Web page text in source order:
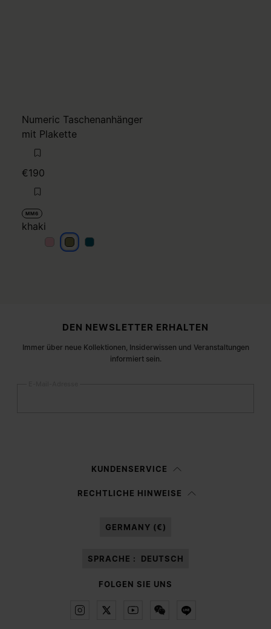
Numeric Taschenanhänger
mit Plakette
€190
MM6
khaki
khakikhakikhaki
DEN NEWSLETTER ERHALTEN
Immer über neue Kollektionen, Insiderwissen und Veranstaltungen
informiert sein.
Datenschutzerklärunggelesen und willige in die Verarbeitung
KUNDENSERVICE
RECHTLICHE HINWEISE
GERMANY (€)
SPRACHE : DEUTSCH
FOLGEN SIE UNS